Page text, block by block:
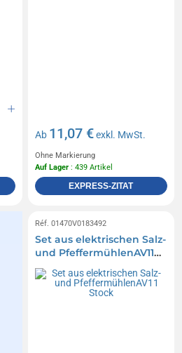
Ab 11,07 €exkl. MwSt.
Ohne Markierung
Auf Lager : 439 Artikel
EXPRESS-ZITAT
Réf. 01470V0183492
Set aus elektrischen Salz-
und PfeffermühlenAV11
Stock